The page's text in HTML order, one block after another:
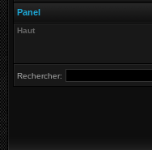
Panel
Haut
Rechercher: